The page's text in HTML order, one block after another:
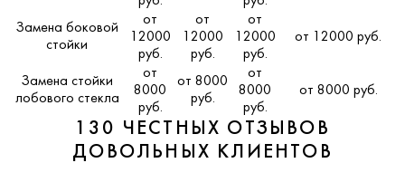
Замена боковой
стойки
от
12000
руб.
от
12000
руб.
от
12000
руб.
от 12000 руб.
Замена стойки
лобового стекла
от
8000
руб.
от 8000
руб.
от
8000
руб.
от 8000 руб.
130 ЧЕСТНЫХ ОТЗЫВОВ
ДОВОЛЬНЫХ КЛИЕНТОВ